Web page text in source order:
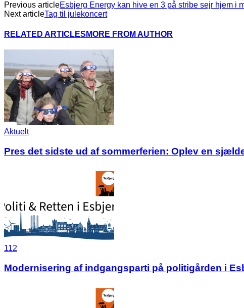
Previous articleEsbjerg Energy kan hive en 3 på stribe sejr hjem i
Next articleTag til julekoncert
RELATED ARTICLES MORE FROM AUTHOR
Aktuelt
Pres det sidste ud af sommerferien: Oplev en
112
Modernisering af indgangsparti på politigården i